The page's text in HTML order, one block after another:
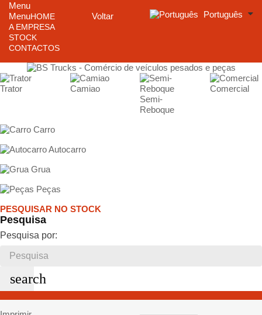
Menu
Menu
Voltar
HOME
A EMPRESA
STOCK
CONTACTOS
Português
Trator
Camiao
Semi-
Reboque
Comercial
Carro
Autocarro
Grua
Peças
PESQUISAR NO STOCK
Pesquisa
Pesquisa por:
search